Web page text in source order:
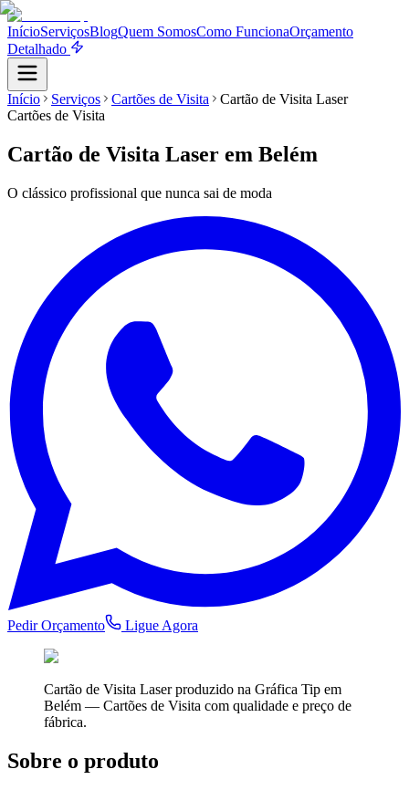
InícioServiçosBlogQuem SomosComo FuncionaOrçamento
Detalhado
Início Serviços Cartões de Visita
Cartão de Visita Laser
Cartões de Visita
Cartão de Visita Laser em Belém
O clássico profissional que nunca sai de moda
Pedir Orçamento Ligue Agora
Cartão de Visita Laserproduzido na Gráfica Tip em
Belém — Cartões de Visita com qualidade e preço de
fábrica.
Sobre o produto